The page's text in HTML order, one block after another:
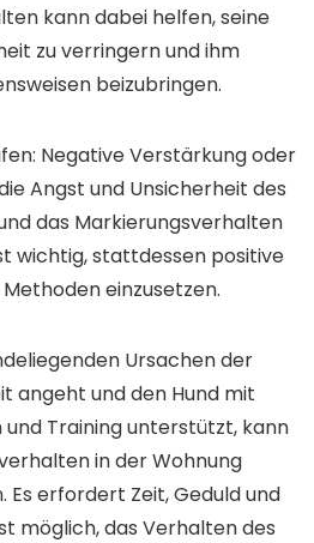
kann dabei helfen, seine
zu verringern und ihm
beizubringen.
Negative Verstärkung oder
Angst und Unsicherheit des
das Markierungsverhalten
wichtig, stattdessen positive
einzusetzen.
Ursachen der
angeht und den Hund mit
Training unterstützt, kann
in der Wohnung
erfordert Zeit, Geduld und
möglich, das Verhalten des